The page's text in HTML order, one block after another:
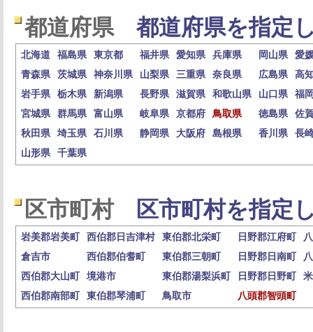
都道府県 都道府県を指定
北海道 福島県 東京都 福井県 愛知県 兵庫県 岡山県
愛
青森県
茨城県 神奈川県 山梨県 三重県 奈良県 広島県
高
岩手県
栃木県 新潟県 長野県 滋賀県 和歌山県 山口県
福
宮城県
群馬県 富山県 岐阜県 京都府 鳥取県 徳島県
佐
秋田県
埼玉県 石川県 静岡県 大阪府 島根県 香川県
長
山形県
千葉県
区市町村 区市町村を指定
岩美郡岩美町 西伯郡日吉津村 東伯郡北栄町 日野郡江府町
倉吉市
西伯郡伯耆町 東伯郡三朝町 日野郡日南町
西伯郡大山町
境港市 東伯郡湯梨浜町 日野郡日野町
西伯郡南部町
東伯郡琴浦町 鳥取市 八頭郡智頭町